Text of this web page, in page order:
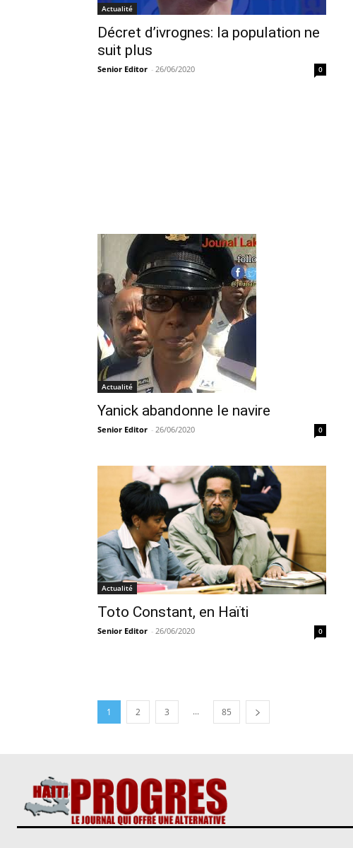
Actualité
Décret d’ivrognes: la population ne
suit plus
Senior Editor - 26/06/2020 0
Actualité
Yanick abandonne le navire
Senior Editor - 26/06/2020 0
Actualité
Toto Constant, en Haïti
Senior Editor - 26/06/2020 0
1 2 3 ... 85